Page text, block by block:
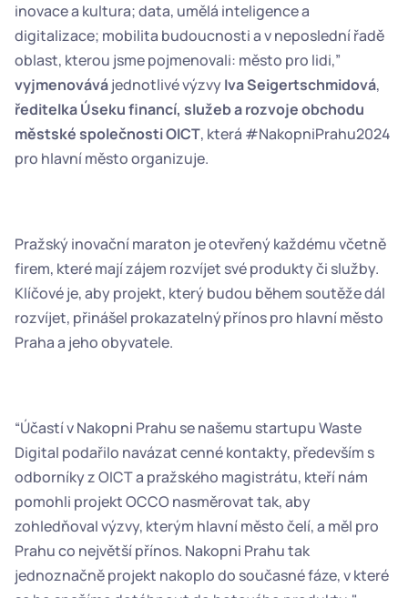
inovace a kultura; data, umělá inteligence a
digitalizace; mobilita budoucnosti a v neposlední řadě
vyjmenovává jednotlivé výzvy Iva Seigertschmidová
ředitelka Úseku financí, služeb a rozvoje obchodu
městské společnosti OICT, která #NakopniPrahu2024
pro hlavní město organizuje.
Pražský inovační maraton je otevřený každému včetně
firem, které mají zájem rozvíjet své produkty či služby.
Klíčové je, aby projekt, který budou během soutěže dál
rozvíjet, přinášel prokazatelný přínos pro hlavní město
Praha a jeho obyvatele.
“Účastí v Nakopni Prahu se našemu startupu Waste
Digital podařilo navázat cenné kontakty, především s
odborníky z OICT a pražského magistrátu, kteří nám
pomohli projekt OCCO nasměrovat tak, aby
zohledňoval výzvy, kterým hlavní město čelí, a měl pro
Prahu co největší přínos. Nakopni Prahu tak
jednoznačně projekt nakoplo do současné fáze, v které